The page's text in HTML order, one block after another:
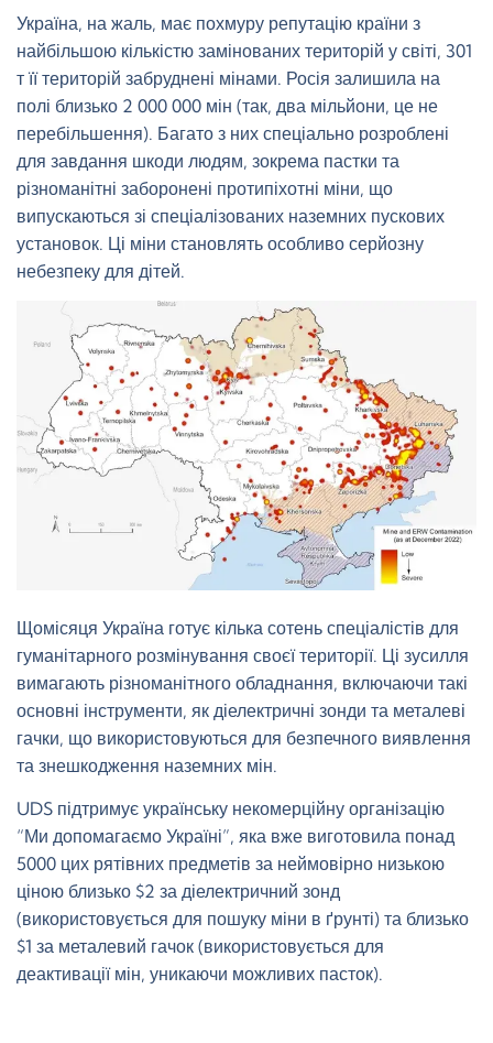
Україна, на жаль, має похмуру репутацію країни з
найбільшою кількістю замінованих територій у світі, 301
т її територій забруднені мінами. Росія залишила на
полі близько 2 000 000 мін (так, два мільйони, це не
перебільшення). Багато з них спеціально розроблені
для завдання шкоди людям, зокрема пастки та
різноманітні заборонені протипіхотні міни, що
випускаються зі спеціалізованих наземних пускових
установок. Ці міни становлять особливо серйозну
небезпеку для дітей.
Щомісяця Україна готує кілька сотень спеціалістів для
гуманітарного розмінування своєї території. Ці зусилля
вимагають різноманітного обладнання, включаючи такі
основні інструменти, як діелектричні зонди та металеві
гачки, що використовуються для безпечного виявлення
та знешкодження наземних мін.
UDS підтримує українську некомерційну організацію
“Ми допомагаємо Україні”, яка вже виготовила понад
5000 цих рятівних предметів за неймовірно низькою
ціною близько $2 за діелектричний зонд
(використовується для пошуку міни в ґрунті) та близько
$1 за металевий гачок (використовується для
деактивації мін, уникаючи можливих пасток).